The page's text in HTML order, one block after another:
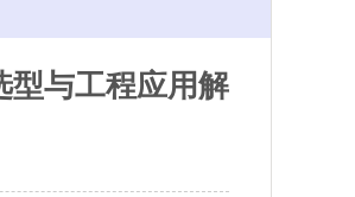
型与工程应用解